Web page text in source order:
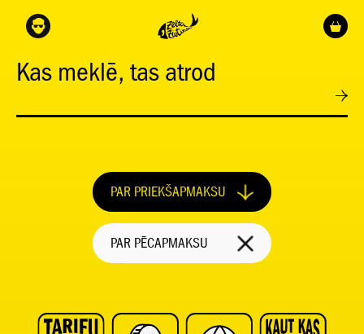
Kas meklē, tas atrod
PAR PRIEKŠAPMAKSU
PAR PĒCAPMAKSU